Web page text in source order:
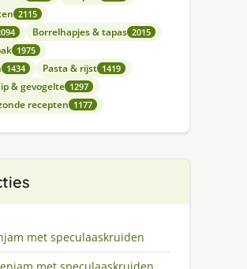
2115
Borrelhapjes & tapas 2015
1975
1434 Pasta & rijst 1419
& gevogelte 1297
recepten 1177
met speculaaskruiden